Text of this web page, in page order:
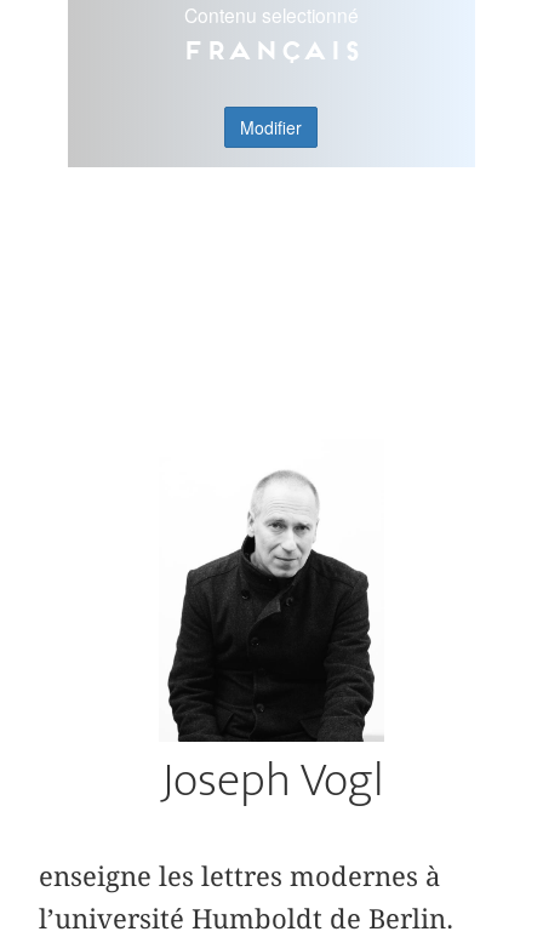
Contenu selectionné
Français
Modifier
Joseph Vogl
enseigne les lettres modernes à
l’université Humboldt de Berlin.